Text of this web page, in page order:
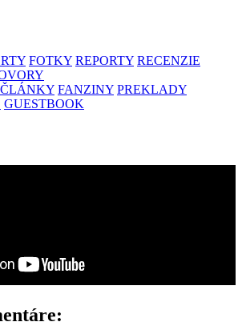
FOTKY REPORTY RECENZIE
ČLÁNKY FANZINY PREKLADY
GUESTBOOK